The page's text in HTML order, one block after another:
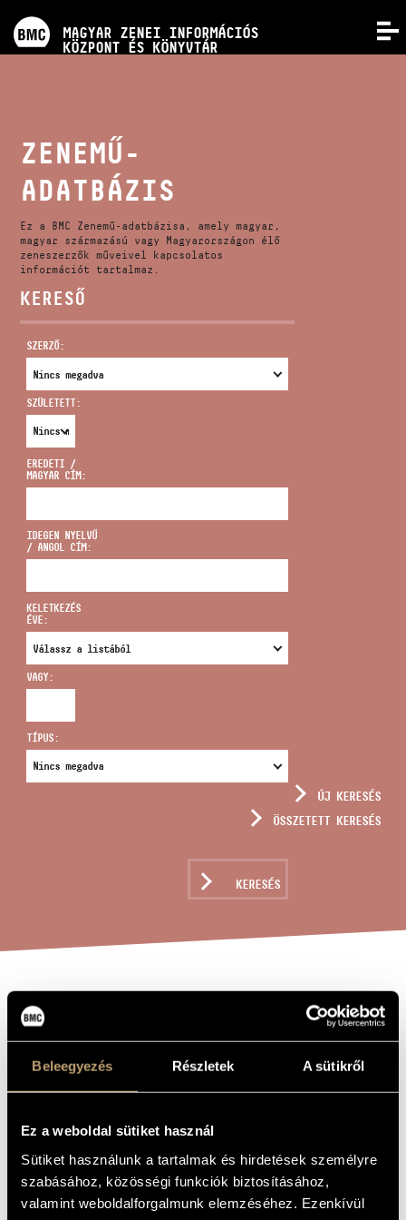
Beleegyezés Részletek A sütikről
Ez a weboldal sütiket használ
Sütiket használunk a tartalmak és hirdetések személyre
szabásához, közösségi funkciók biztosításához,
valamint weboldalforgalmunk elemzéséhez. Ezenkívül
MAGYAR ZENEI INFORMÁCIÓS
KÖZPONT ÉS KÖNYVTÁR
KÉPZÉSEK
KIADVÁNYOK
RÓLUNK
VIDEÓ GALÉRIA
CÍM
infokozpont@bmc.hu
TELEFON
NYITVA TARTÁS
ZENEMŰ-
ADATBÁZIS
Ez a BMC Zenemű-adatbázisa, amely magyar,
magyar származású vagy Magyarországon élő
zeneszerzők műveivel kapcsolatos
információt tartalmaz.
KERESŐ
SZERZŐ:
SZÜLETETT:
EREDETI /
MAGYAR CÍM:
IDEGEN NYELVŰ
/ ANGOL CÍM:
KELETKEZÉS
ÉVE:
VAGY:
TÍPUS:
ÚJ KERESÉS
ÖSSZETETT KERESÉS
KERESÉS
FRÍZ, OP. 70
ZENESZERZŐ Tihanyi László
EREDETI /
Fríz, Op. 70
IDEGEN
ANGOL CÍM
Frieze , Op. 70
ALCÍM Brácsára és kamaraegyüttesre
A MŰ
2015